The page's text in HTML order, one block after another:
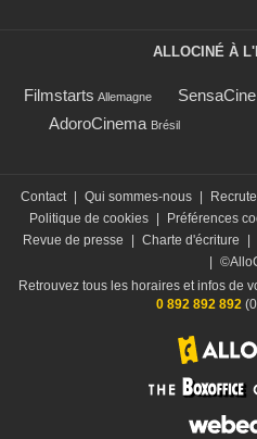
ALLOCINÉ À
Filmstarts Allemagne SensaCine
AdoroCinema Brésil
Contact Qui sommes-nous
Politique de cookies
Préférences
Revue de presse
Charte d'écriture
Retrouvez tous les horaires et infos de
0 892 892 892